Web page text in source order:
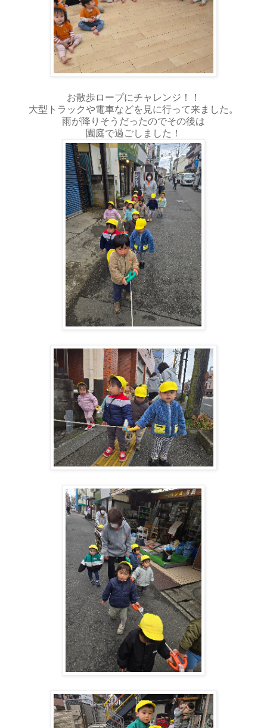
お散歩ロープにチャレンジ！！
大型トラックや電車などを見に行って来ました。
雨が降りそうだったのでその後は
園庭で過ごしました！